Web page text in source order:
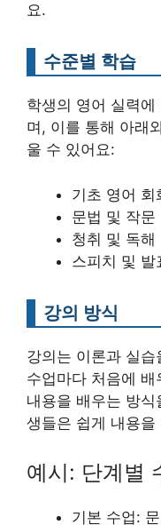
요.
수준별 학습
학생의 영어 실력
며, 이를 통해 아래
울 수 있어요:
기초 영어 회
문법 및 작문
청취 및 독해
스피치 및 발
강의 방식
강의는 이론과 실
수업마다 처음에
내용을 배우는 방
생들은 쉽게 내용
예시: 단계별
기본 수업: